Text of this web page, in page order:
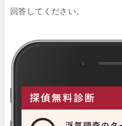
回答してください。